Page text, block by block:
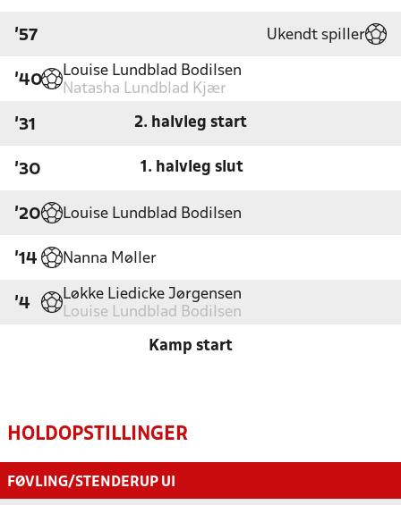
'57 Ukendt spiller
'40
Louise Lundblad Bodilsen
Natasha Lundblad Kjær
'31 2. halvleg start
'30 1. halvleg slut
'20 Louise Lundblad Bodilsen
'14 Nanna Møller
'4
Løkke Liedicke Jørgensen
Louise Lundblad Bodilsen
Kamp start
HOLDOPSTILLINGER
FØVLING/STENDERUP UI